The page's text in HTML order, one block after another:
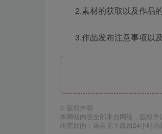
2.素材的获取以及作品
3.作品发布注意事项以
© 版权声明
本网站内容全部来自网络，版权
研究目的；请自觉下载后24小时